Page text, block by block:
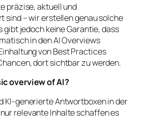
präzise, aktuell und
sind – wir erstellen genau solche
gibt jedoch keine Garantie, dass
in den AI Overviews
von Best Practices
dort sichtbar zu werden.
overview of AI?
KI-generierte Antwortboxen in der
relevante Inhalte schaffen es